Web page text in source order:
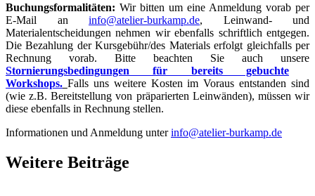
Buchungsformalitäten: Wir bitten um eine Anmeldung vorab per
E-Mail an info@atelier-burkamp.de, Leinwand- und
Materialentscheidungen nehmen wir ebenfalls schriftlich entgegen.
Die Bezahlung der Kursgebühr/des Materials erfolgt gleichfalls per
Rechnung vorab. Bitte beachten Sie auch unsere
Stornierungsbedingungen für bereits gebuchte
Workshops. Falls uns weitere Kosten im Voraus entstanden sind
(wie z.B. Bereitstellung von präparierten Leinwänden), müssen wir
diese ebenfalls in Rechnung stellen.
Informationen und Anmeldung unterinfo@atelier-burkamp.de
Weitere Beiträge